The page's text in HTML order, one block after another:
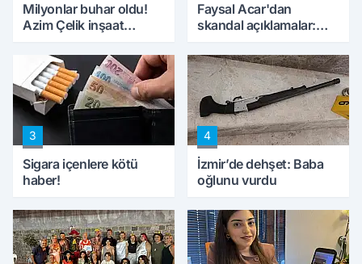
Milyonlar buhar oldu!
Azim Çelik inşaat
konuştu
Faysal Acar'dan
skandal açıklamalar:
peynircilerimizi de
kıskaca aldı, müdahale
ettik'
3
Sigara içenlere kötü
haber!
4
İzmir’de dehşet: Baba
oğlunu vurdu